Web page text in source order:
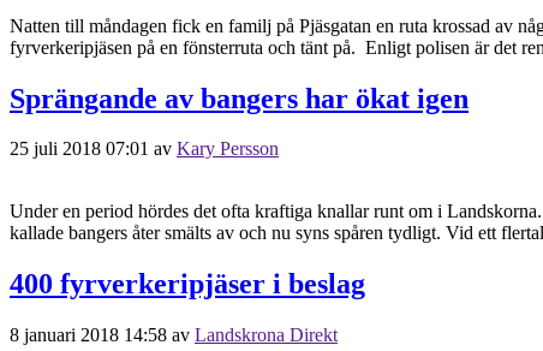
Natten till måndagen fick en familj på Pjäsgatan en ruta krossad av
fyrverkeripjäsen på en fönsterruta och tänt på. Enligt polisen är det
Sprängande av bangers har ökat igen
25 juli 2018 07:01 av Kary Persson
Under en period hördes det ofta kraftiga knallar runt om i
kallade bangers åter smälts av och nu syns spåren tydligt. Vid ett
400 fyrverkeripjäser i beslag
8 januari 2018 14:58 av Landskrona Direkt